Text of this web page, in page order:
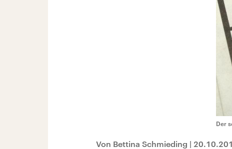
Der
Von Bettina Schmieding |